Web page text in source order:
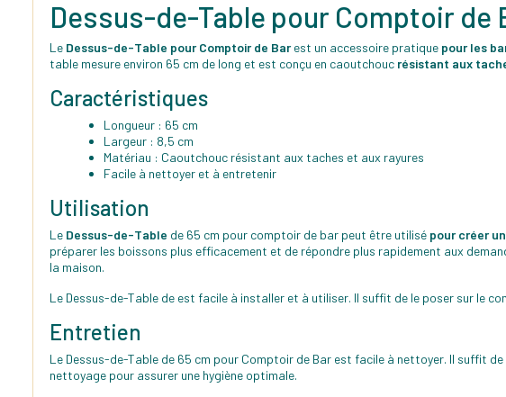
Dessus-de-Table pour Comptoir de
Le Dessus-de-Table pour Comptoir de Barest un accessoire pratique pour les
table mesure environ 65 cm de long et est conçu en caoutchouc résistant aux
Caractéristiques
Longueur : 65 cm
Largeur : 8,5 cm
Matériau : Caoutchouc résistant aux taches et aux rayures
Facile à nettoyer et à entretenir
Utilisation
Le Dessus-de-Table de 65 cm pour comptoir de bar peut être utilisé pour créer
préparer les boissons plus efficacement et de répondre plus rapidement aux
la maison.
Le Dessus-de-Table de est facile à installer et à utiliser. Il suffit de le poser sur le
Entretien
Le Dessus-de-Table de 65 cm pour Comptoir de Bar est facile à nettoyer. Il suffit
nettoyage pour assurer une hygiène optimale.